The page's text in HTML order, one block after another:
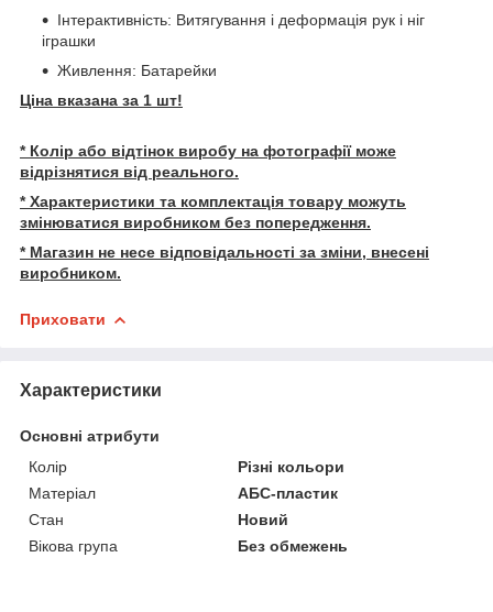
Інтерактивність: Витягування і деформація рук і ніг
іграшки
Живлення: Батарейки
Ціна вказана за 1 шт!
* Колір або відтінок виробу на фотографії може
відрізнятися від реального.
* Характеристики та комплектація товару можуть
змінюватися виробником без попередження.
* Магазин не несе відповідальності за зміни, внесені
виробником.
Приховати
Характеристики
Основні атрибути
Колір
Різні кольори
Матеріал
АБС-пластик
Стан
Новий
Вікова група
Без обмежень